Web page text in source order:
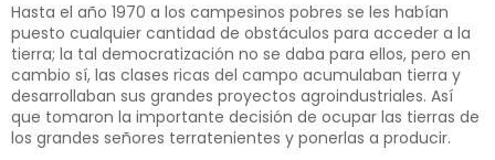
Hasta el año 1970 a los campesinos pobres se les habían
puesto cualquier cantidad de obstáculos para acceder a la
tierra; la tal democratización no se daba para ellos, pero en
cambio sí, las clases ricas del campo acumulaban tierra y
desarrollaban sus grandes proyectos agroindustriales. Así
que tomaron la importante decisión de ocupar las tierras de
los grandes señores terratenientes y ponerlas a producir.